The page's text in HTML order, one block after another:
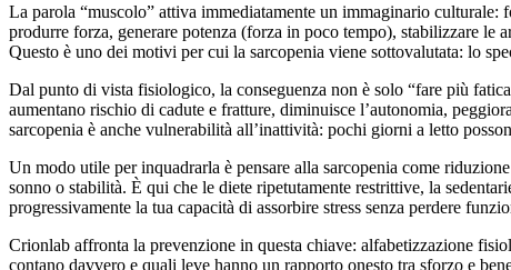
La parola “muscolo” attiva immediatamente un immaginario
produrre forza, generare potenza (forza in poco tempo), stabilizzare le
Questo è uno dei motivi per cui la sarcopenia viene sottovalutata: lo
Dal punto di vista fisiologico, la conseguenza non è solo “fare più
aumentano rischio di cadute e fratture, diminuisce l’autonomia,
sarcopenia è anche vulnerabilità all’inattività: pochi giorni a letto
Un modo utile per inquadrarla è pensare alla sarcopenia come
sonno o stabilità. È qui che le diete ripetutamente restrittive, la
progressivamente la tua capacità di assorbire stress senza perdere
Crionlab affronta la prevenzione in questa chiave: alfabetizzazione
contano davvero e quali leve hanno un rapporto onesto tra sforzo e